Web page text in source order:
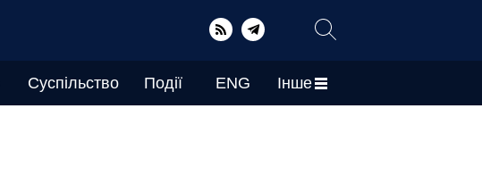
Суспільство Події ENG Інше